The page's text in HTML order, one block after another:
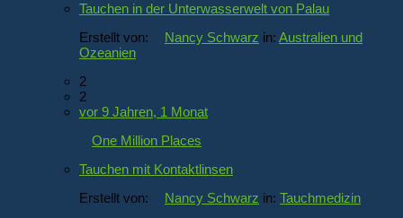
Tauchen in der Unterwasserwelt von Palau
Erstellt von:
Nancy Schwarz in: Australien und
Ozeanien
2
2
vor 9 Jahren, 1 Monat
One Million Places
Tauchen mit Kontaktlinsen
Erstellt von:
Nancy Schwarz in: Tauchmedizin